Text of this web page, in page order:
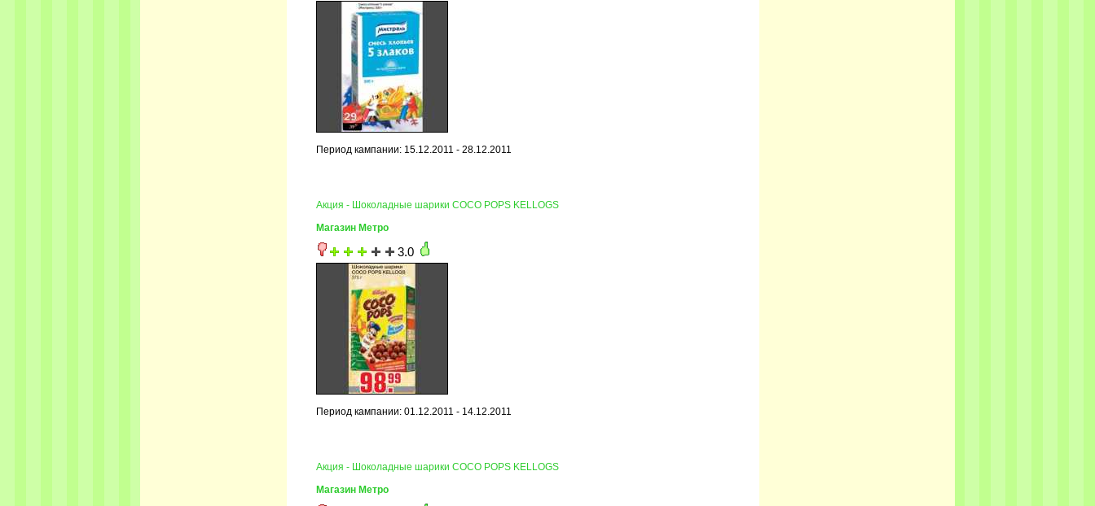
Период кампании: 15.12.2011 - 28.12.2011
Акция - Шоколадные шарики COCO POPS KELLOGS
Магазин Метро
3.0
Период кампании: 01.12.2011 - 14.12.2011
Акция - Шоколадные шарики COCO POPS KELLOGS
Магазин Метро